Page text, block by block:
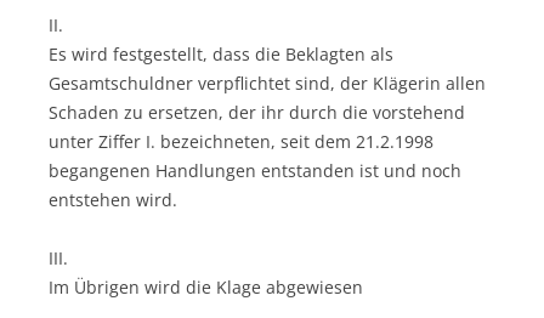
II.
Es wird festgestellt, dass die Beklagten als
Gesamtschuldner verpflichtet sind, der Klägerin allen
Schaden zu ersetzen, der ihr durch die vorstehend
unter Ziffer I. bezeichneten, seit dem 21.2.1998
begangenen Handlungen entstanden ist und noch
entstehen wird.
III.
Im Übrigen wird die Klage abgewiesen